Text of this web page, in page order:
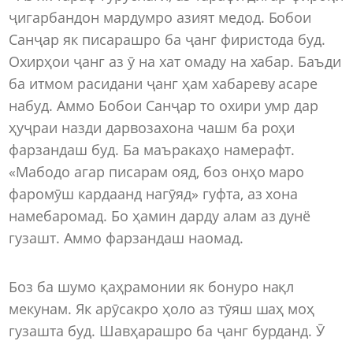
ҷигарбандон мардумро азият медод. Бобои
Санҷар як писарашро ба ҷанг фиристода буд.
Охирҳои ҷанг аз ӯ на хат омаду на хабар. Баъди
ба итмом расидани ҷанг ҳам хабареву асаре
набуд. Аммо Бобои Санҷар то охири умр дар
ҳуҷраи назди дарвозахона чашм ба роҳи
фарзандаш буд. Ба маъракаҳо намерафт.
«Мабодо агар писарам ояд, боз онҳо маро
фаромӯш кардаанд нагӯяд» гуфта, аз хона
намебаромад. Бо ҳамин дарду алам аз дунё
гузашт. Аммо фарзандаш наомад.
Боз ба шумо қаҳрамонии як бонуро нақл
мекунам. Як арӯсакро ҳоло аз тӯяш шаҳ моҳ
гузашта буд. Шавҳарашро ба ҷанг бурданд. Ӯ